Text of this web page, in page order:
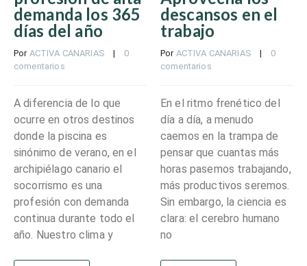
demanda los 365
días del año
Por ACTIVA CANARIAS
    |
0
comentarios
A diferencia de lo que
ocurre en otros destinos
donde la piscina es
sinónimo de verano, en el
archipiélago canario el
socorrismo es una
profesión con demanda
continua durante todo el
año. Nuestro clima y
descansos en el
trabajo
Por ACTIVA CANARIAS
    |
0
comentarios
En el ritmo frenético del
día a día, a menudo
caemos en la trampa de
pensar que cuantas más
horas pasemos trabajando,
más productivos seremos.
Sin embargo, la ciencia es
clara: el cerebro humano
no